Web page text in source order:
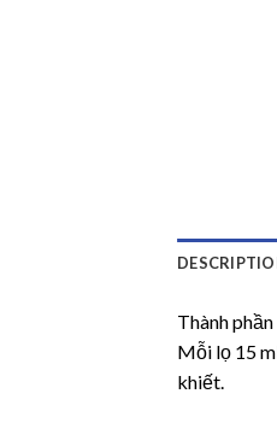
Thành phần
Mỗi lọ 15
khiết.